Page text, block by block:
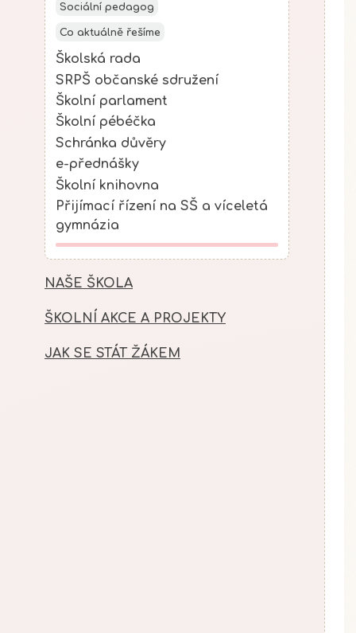
Sociální pedagog
Co aktuálně řešíme
Školská rada
SRPŠ občanské sdružení
Školní parlament
Školní pébéčka
Schránka důvěry
e-přednášky
Školní knihovna
Přijímací řízení na SŠ a víceletá
gymnázia
NAŠE ŠKOLA
ŠKOLNÍ AKCE A PROJEKTY
JAK SE STÁT ŽÁKEM